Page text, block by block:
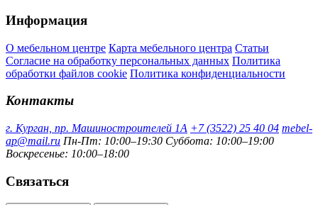
Информация
О мебельном центре Карта мебельного центра Статьи
Согласие на обработку персональных данных Политика
обработки файлов cookie Политика конфиденциальности
Контакты
г. Курган, пр. Машиностроителей 1А +7 (3522) 25 40 04 mebel-
ap@mail.ru Пн-Пт: 10:00–19:30 Суббота: 10:00–19:00
Воскресенье: 10:00–18:00
Связаться